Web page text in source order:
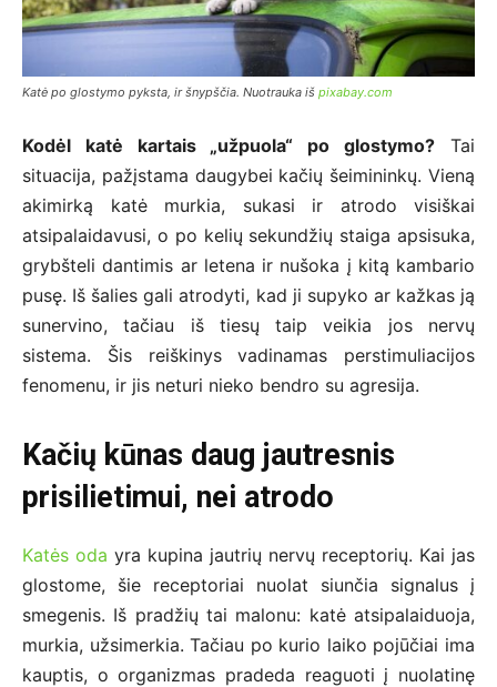
Katė po glostymo pyksta, ir šnypščia. Nuotrauka iš pixabay.com
Kodėl katė kartais „užpuola“ po glostymo? Tai
situacija, pažįstama daugybei kačių šeimininkų. Vieną
akimirką katė murkia, sukasi ir atrodo visiškai
atsipalaidavusi, o po kelių sekundžių staiga apsisuka,
grybšteli dantimis ar letena ir nušoka į kitą kambario
pusę. Iš šalies gali atrodyti, kad ji supyko ar kažkas ją
sunervino, tačiau iš tiesų taip veikia jos nervų
sistema. Šis reiškinys vadinamas perstimuliacijos
fenomenu, ir jis neturi nieko bendro su agresija.
Kačių kūnas daug jautresnis
prisilietimui, nei atrodo
Katės oda yra kupina jautrių nervų receptorių. Kai jas
glostome, šie receptoriai nuolat siunčia signalus į
smegenis. Iš pradžių tai malonu: katė atsipalaiduoja,
murkia, užsimerkia. Tačiau po kurio laiko pojūčiai ima
kauptis, o organizmas pradeda reaguoti į nuolatinę